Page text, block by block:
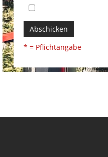
Abschicken
* = Pflichtangabe